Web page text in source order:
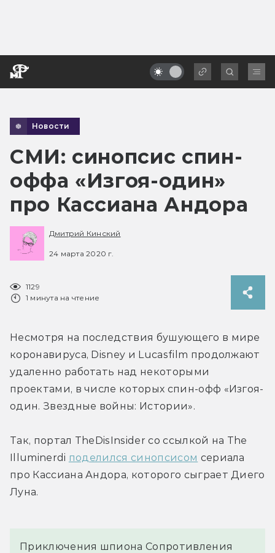
Новости
СМИ: синопсис спин-
оффа «Изгоя-один»
про Кассиана Андора
Дмитрий Кинский
24 марта 2020 г.
1129
1 минута на чтение
Несмотря на последствия бушующего в мире
коронавируса, Disney и Lucasfilm продолжают
удаленно работать над некоторыми
проектами, в числе которых спин-офф «Изгоя-
один. Звездные войны: Истории».
Так, портал TheDisInsider со ссылкой на The
Illuminerdi поделился синопсисом сериала
про Кассиана Андора, которого сыграет Диего
Луна.
Приключения шпиона Сопротивления